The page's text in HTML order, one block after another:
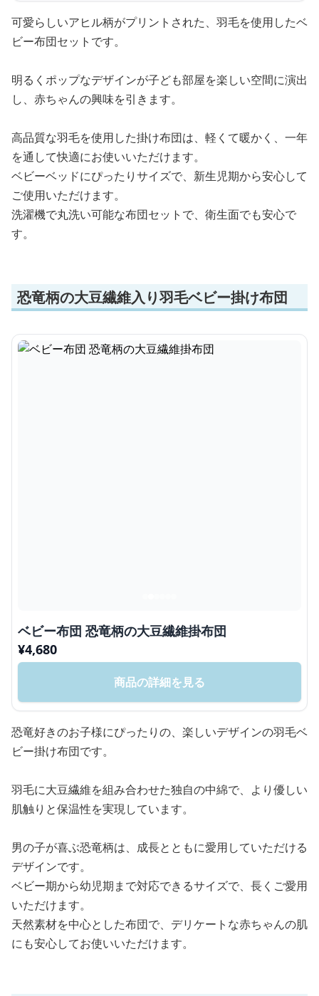
可愛らしいアヒル柄がプリントされた、羽毛を使用したベ
ビー布団セットです。
明るくポップなデザインが子ども部屋を楽しい空間に演出
し、赤ちゃんの興味を引きます。
高品質な羽毛を使用した掛け布団は、軽くて暖かく、一年
を通して快適にお使いいただけます。
ベビーベッドにぴったりサイズで、新生児期から安心して
ご使用いただけます。
洗濯機で丸洗い可能な布団セットで、衛生面でも安心で
す。
恐竜柄の大豆繊維入り羽毛ベビー掛け布団
ベビー布団 恐竜柄の大豆繊維掛布団
¥4,680
商品の詳細を見る
恐竜好きのお子様にぴったりの、楽しいデザインの羽毛ベ
ビー掛け布団です。
羽毛に大豆繊維を組み合わせた独自の中綿で、より優しい
肌触りと保温性を実現しています。
男の子が喜ぶ恐竜柄は、成長とともに愛用していただける
デザインです。
ベビー期から幼児期まで対応できるサイズで、長くご愛用
いただけます。
天然素材を中心とした布団で、デリケートな赤ちゃんの肌
にも安心してお使いいただけます。